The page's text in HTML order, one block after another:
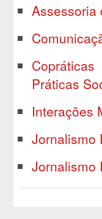
Assessoria
Práticas
Interações
Jornalismo
Jornalismo